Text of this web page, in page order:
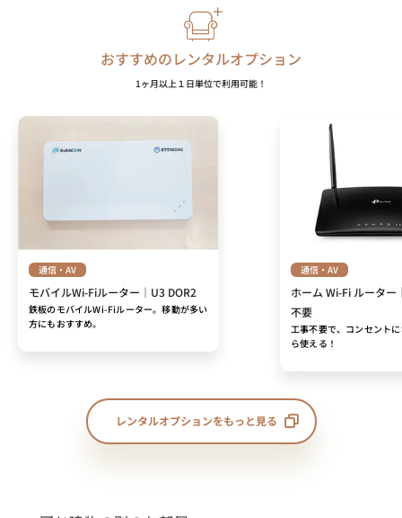
おすすめのレンタルオプション
1ヶ月以上１日単位で利用可能！
通信・AV
モバイルWi-Fiルーター｜U3 DOR2
鉄板のモバイルWi-Fiルーター。移動が多い
方にもおすすめ。
通信・AV
ホーム Wi-Fi ルータ
不要
工事不要で、コンセント
ら使える！
レンタルオプションをもっと見る